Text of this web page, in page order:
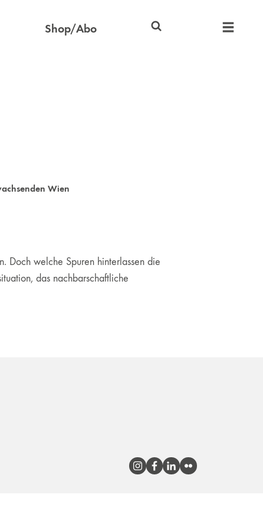
Shop/Abo
Wien
Doch welche Spuren hinterlassen die
das nachbarschaftliche